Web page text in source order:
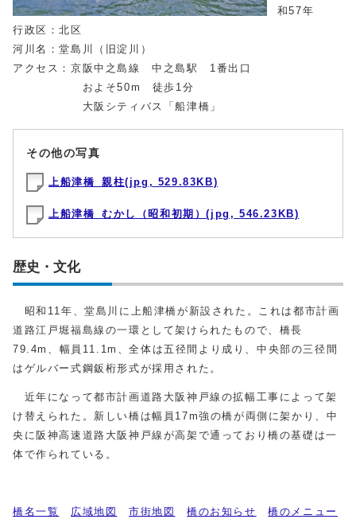
和57年
行政区：北区
河川名：堂島川（旧淀川）
アクセス：京阪中之島線 中之島駅 1番出口
およそ50m 徒歩1分
大阪シティバス「船津橋」
その他の写真
上船津橋_親柱(jpg, 529.83KB)
上船津橋_むかし（昭和初期）(jpg, 546.23KB)
歴史・文化
昭和11年、堂島川に上船津橋が新設された。これは都市計画
道路江戸堀福島線の一環として架けられたもので、橋長
79.4m、幅員11.1m、全体は五径間より成り、中央部の三径間
はゲルバー式鋼鈑桁形式が採用された。
近年になって都市計画道路大阪神戸線の拡幅工事によって架
け替えられた。新しい橋は幅員17m強の橋が両側に架かり、中
央に阪神高速道路大阪神戸線が高架で通っており橋の基礎は一
体で作られている。
橋名一覧 広域地図 市街地図 橋のお知らせ 橋のメニュー